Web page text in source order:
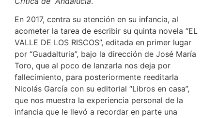
En 2017, centra su atención en su infancia, al
acometer la tarea de escribir su quinta novela “EL
VALLE DE LOS RISCOS”, editada en primer lugar
por “Guadalturia”, bajo la dirección de José María
Toro, que al poco de lanzarla nos deja por
fallecimiento, para posteriormente reeditarla
Nicolás García con su editorial “Libros en casa”,
que nos muestra la experiencia personal de la
infancia que le llevó a recordar en parte una